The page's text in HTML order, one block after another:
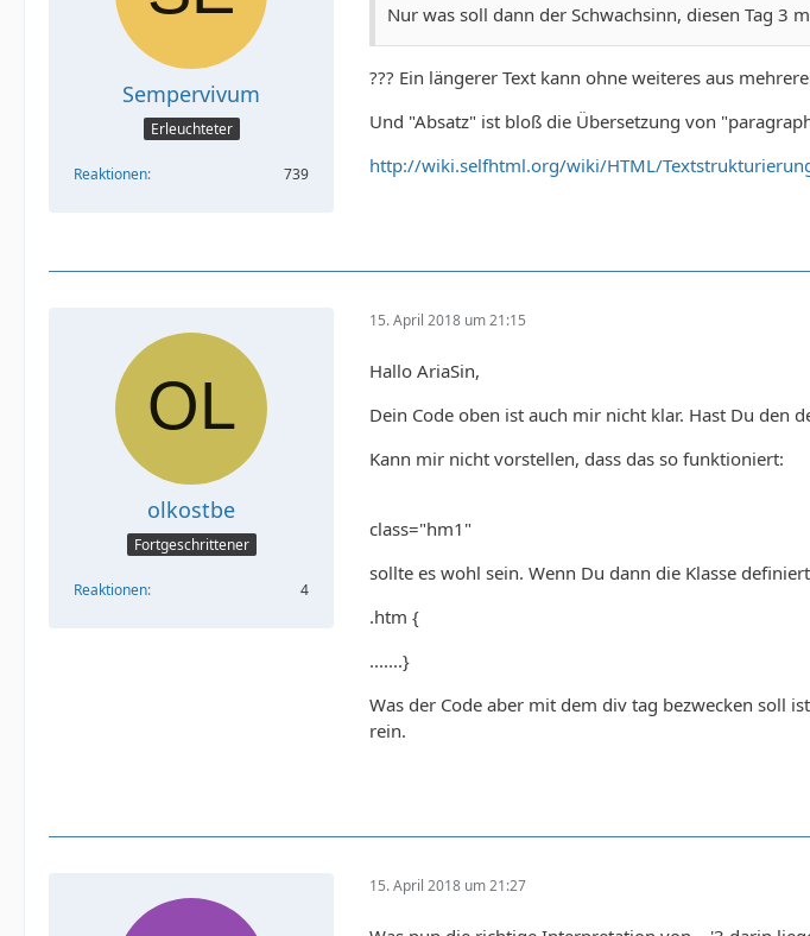
Sempervivum
Erleuchteter
Reaktionen 739
Nur was soll dann der Schwachsinn, diesen Tag 3
??? Ein längerer Text kann ohne weiteres aus
Und "Absatz" ist bloß die Übersetzung von
http://wiki.selfhtml.org/wiki/HTML/
olkostbe
Fortgeschrittener
Reaktionen 4
15. April 2018 um 21:15
Hallo AriaSin,
Dein Code oben ist auch mir nicht klar. Hast Du den
Kann mir nicht vorstellen, dass das so funktioniert:
class="hm1"
sollte es wohl sein. Wenn Du dann die Klasse
.htm {
.......}
Was der Code aber mit dem div tag bezwecken soll
rein.
15. April 2018 um 21:27